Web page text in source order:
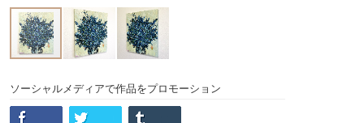
ソーシャルメディアで作品をプロモーション